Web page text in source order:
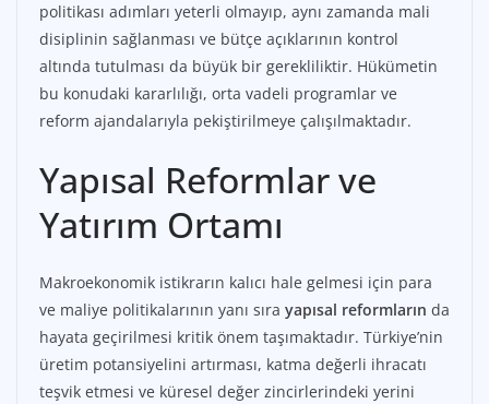
politikası adımları yeterli olmayıp, aynı zamanda mali
disiplinin sağlanması ve bütçe açıklarının kontrol
altında tutulması da büyük bir gerekliliktir. Hükümetin
bu konudaki kararlılığı, orta vadeli programlar ve
reform ajandalarıyla pekiştirilmeye çalışılmaktadır.
Yapısal Reformlar ve
Yatırım Ortamı
Makroekonomik istikrarın kalıcı hale gelmesi için para
ve maliye politikalarının yanı sıra yapısal reformların da
hayata geçirilmesi kritik önem taşımaktadır. Türkiye’nin
üretim potansiyelini artırması, katma değerli ihracatı
teşvik etmesi ve küresel değer zincirlerindeki yerini